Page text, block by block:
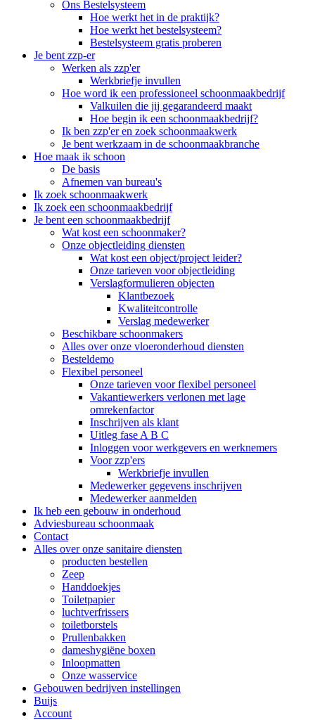
Ons Bestelsysteem
Hoe werkt het in de praktijk?
Hoe werkt het bestelsysteem?
Bestelsysteem gratis proberen
Je bent zzp-er
Werken als zzp'er
Werkbriefje invullen
Hoe word ik een professioneel schoonmaakbedrijf
Valkuilen die jij gegarandeerd maakt
Hoe begin ik een schoonmaakbedrijf?
Ik ben zzp'er en zoek schoonmaakwerk
Je bent werkzaam in de schoonmaakbranche
Hoe maak ik schoon
De basis
Afnemen van bureau's
Ik zoek schoonmaakwerk
Ik zoek een schoonmaakbedrijf
Je bent een schoonmaakbedrijf
Wat kost een schoonmaker?
Onze objectleiding diensten
Wat kost een object/project leider?
Onze tarieven voor objectleiding
Verslagformulieren objecten
Klantbezoek
Kwaliteitcontrolle
Verslag medewerker
Beschikbare schoonmakers
Alles over onze vloeronderhoud diensten
Besteldemo
Flexibel personeel
Onze tarieven voor flexibel personeel
Vakantiewerkers verlonen met lage
omrekenfactor
Inschrijven als klant
Uitleg fase A B C
Inloggen voor werkgevers en werknemers
Voor zzp'ers
Werkbriefje invullen
Medewerker gegevens inschrijven
Medewerker aanmelden
Ik heb een gebouw in onderhoud
Adviesbureau schoonmaak
Contact
Alles over onze sanitaire diensten
producten bestellen
Zeep
Handdoekjes
Toiletpapier
luchtverfrissers
toiletborstels
Prullenbakken
dameshygiëne boxen
Inloopmatten
Onze wasservice
Gebouwen bedrijven instellingen
Buijs
Account